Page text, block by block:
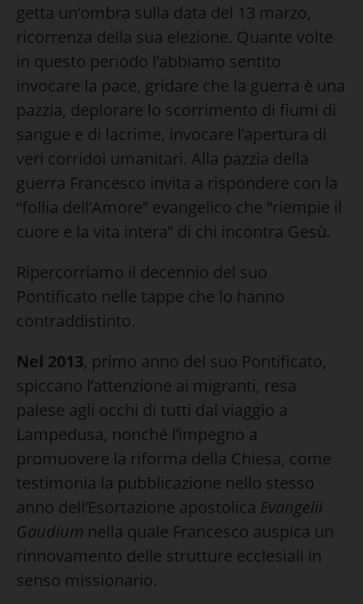
getta un’ombra sulla data del 13 marzo,
ricorrenza della sua elezione. Quante volte
in questo periodo l’abbiamo sentito
invocare la pace, gridare che la guerra è una
pazzia, deplorare lo scorrimento di fiumi di
sangue e di lacrime, invocare l’apertura di
veri corridoi umanitari. Alla pazzia della
guerra Francesco invita a rispondere con la
“follia dell’Amore” evangelico che “riempie il
cuore e la vita intera” di chi incontra Gesù.
Ripercorriamo il decennio del suo
Pontificato nelle tappe che lo hanno
contraddistinto.
Nel 2013, primo anno del suo Pontificato,
spiccano l’attenzione ai migranti, resa
palese agli occhi di tutti dal viaggio a
Lampedusa, nonché l’impegno a
promuovere la riforma della Chiesa, come
testimonia la pubblicazione nello stesso
anno dell’Esortazione apostolica Evangelii
Gaudium nella quale Francesco auspica un
rinnovamento delle strutture ecclesiali in
senso missionario.